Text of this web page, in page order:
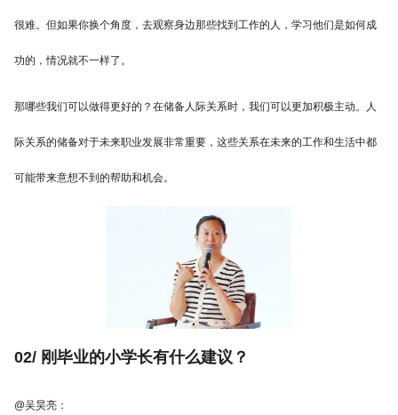
很难。但如果你换个角度，去观察身边那些找到工作的人，学习他们是如何成
功的，情况就不一样了。
那哪些我们可以做得更好的？在储备人际关系时，我们可以更加积极主动。人
际关系的储备对于未来职业发展非常重要，这些关系在未来的工作和生活中都
可能带来意想不到的帮助和机会。
02/ 刚毕业的小学长有什么建议？
@吴昊亮：